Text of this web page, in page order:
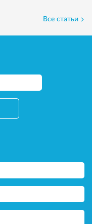
Все статьи